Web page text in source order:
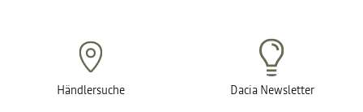
Händlersuche Dacia Newsletter